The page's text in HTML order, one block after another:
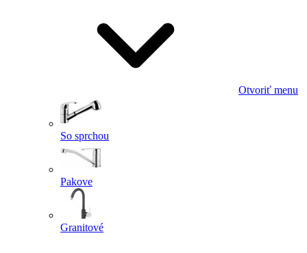
Otvoriť menu
So sprchou
Pakove
Granitové